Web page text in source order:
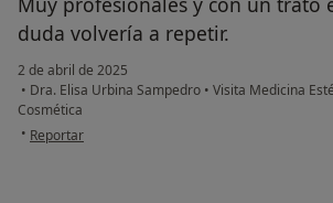
duda volvería a repetir.
2 de abril de 2025
• Dra. Elisa Urbina Sampedro • Visita Medicina
Cosmética
• en opinión del usuario C.F.B
Reportar